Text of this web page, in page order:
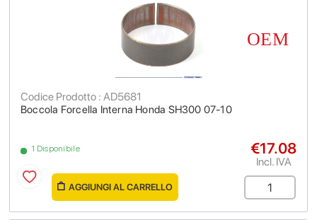
Boccola Forcella Interna Honda SH300 07-10
Codice Prodotto : AD5681
1 Disponibile €17.08
Incl. IVA
AGGIUNGI AL CARRELLO